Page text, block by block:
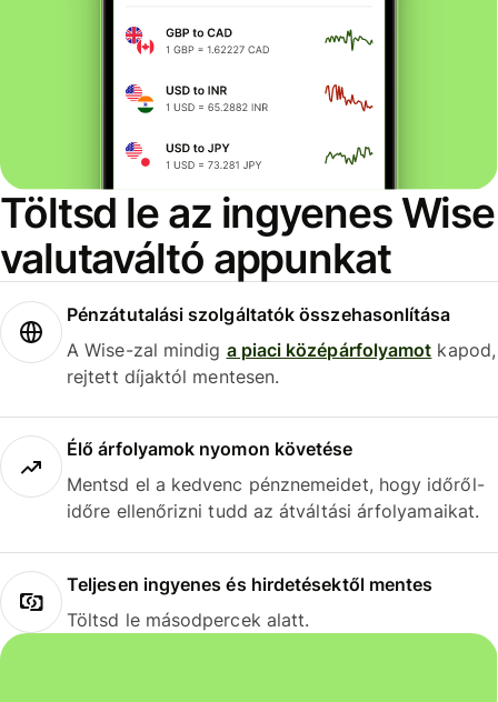
Töltsd le az ingyenes Wise
valutaváltó appunkat
Pénzátutalási szolgáltatók összehasonlítása
A Wise-zal mindig a piaci középárfolyamot kapod,
rejtett díjaktól mentesen.
Élő árfolyamok nyomon követése
Mentsd el a kedvenc pénznemeidet, hogy időről-
időre ellenőrizni tudd az átváltási árfolyamaikat.
Teljesen ingyenes és hirdetésektől mentes
Töltsd le másodpercek alatt.